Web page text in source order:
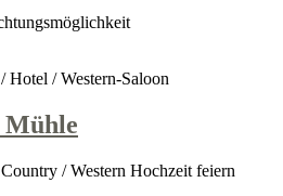
Hotel / Western-Saloon
Mühle
/ Western Hochzeit feiern